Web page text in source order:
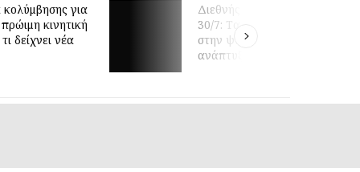
για
κινητική
δείχνει νέα
Διεθνής Ημέρα Φιλίας
30/7: Tα οφέλη της φιλίας
στην ψυχική υγεία και
ανάπτυξη των παιδιών